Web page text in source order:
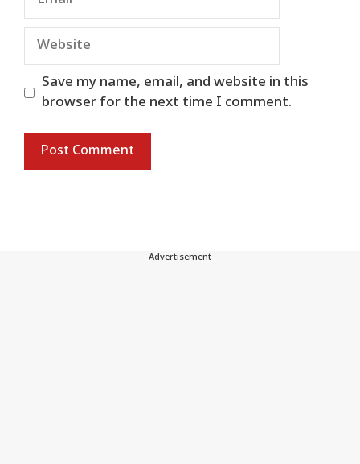
Website
Save my name, email, and website in this
browser for the next time I comment.
---Advertisement---